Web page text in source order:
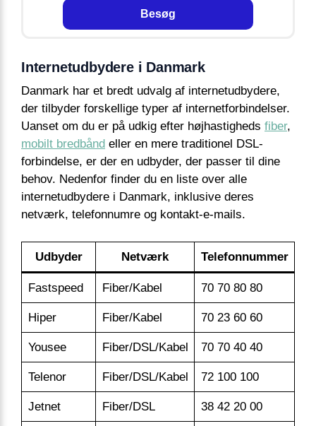
Besøg
Internetudbydere i Danmark
Danmark har et bredt udvalg af internetudbydere,
der tilbyder forskellige typer af internetforbindelser.
Uanset om du er på udkig efter højhastigheds fiber,
mobilt bredbånd eller en mere traditionel DSL-
forbindelse, er der en udbyder, der passer til dine
behov. Nedenfor finder du en liste over alle
internetudbydere i Danmark, inklusive deres
netværk, telefonnumre og kontakt-e-mails.
Udbyder Netværk Telefonnummer
Fastspeed Fiber/Kabel 70 70 80 80
Hiper Fiber/Kabel 70 23 60 60
Yousee Fiber/DSL/Kabel 70 70 40 40
Telenor Fiber/DSL/Kabel 72 100 100
Jetnet Fiber/DSL 38 42 20 00